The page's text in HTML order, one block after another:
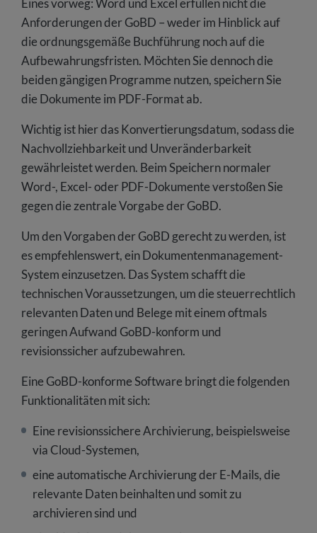
Eines vorweg: Word und Excel erfüllen nicht die
Anforderungen der GoBD – weder im Hinblick auf
die ordnungsgemäße Buchführung noch auf die
Aufbewahrungsfristen. Möchten Sie dennoch die
beiden gängigen Programme nutzen, speichern Sie
die Dokumente im PDF-Format ab.
Wichtig ist hier das Konvertierungsdatum, sodass die
Nachvollziehbarkeit und Unveränderbarkeit
gewährleistet werden. Beim Speichern normaler
Word-, Excel- oder PDF-Dokumente verstoßen Sie
gegen die zentrale Vorgabe der GoBD.
Um den Vorgaben der GoBD gerecht zu werden, ist
es empfehlenswert, ein Dokumentenmanagement-
System einzusetzen. Das System schafft die
technischen Voraussetzungen, um die steuerrechtlich
relevanten Daten und Belege mit einem oftmals
geringen Aufwand GoBD-konform und
revisionssicher aufzubewahren.
Eine GoBD-konforme Software bringt die folgenden
Funktionalitäten mit sich:
Eine revisionssichere Archivierung, beispielsweise
via Cloud-Systemen,
eine automatische Archivierung der E-Mails, die
relevante Daten beinhalten und somit zu
archivieren sind und